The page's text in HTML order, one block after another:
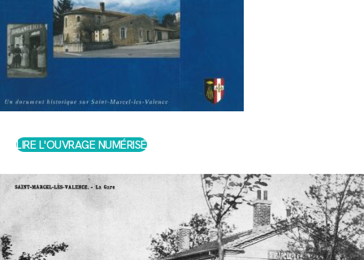
LIRE L'OUVRAGE NUMÉRISÉ